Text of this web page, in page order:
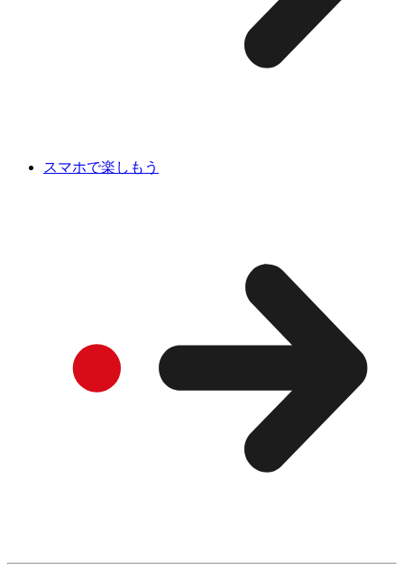
スマホで楽しもう